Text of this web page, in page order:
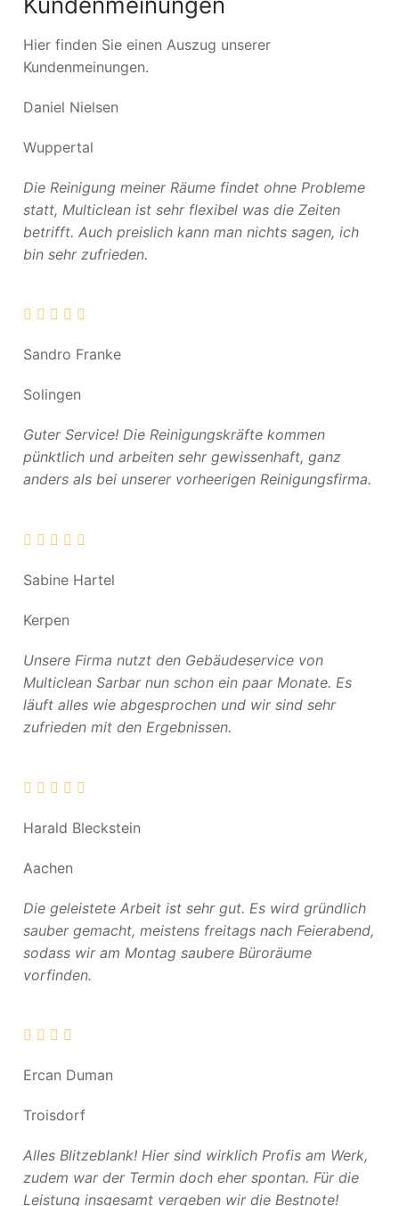
Hier finden Sie einen Auszug unserer
Kundenmeinungen.
Daniel Nielsen
Wuppertal
Die Reinigung meiner Räume findet ohne Probleme
statt, Multiclean ist sehr flexibel was die Zeiten
betrifft. Auch preislich kann man nichts sagen, ich
bin sehr zufrieden.
Sandro Franke
Solingen
Guter Service! Die Reinigungskräfte kommen
pünktlich und arbeiten sehr gewissenhaft, ganz
anders als bei unserer vorheerigen Reinigungsfirma.
Sabine Hartel
Kerpen
Unsere Firma nutzt den Gebäudeservice von
Multiclean Sarbar nun schon ein paar Monate. Es
läuft alles wie abgesprochen und wir sind sehr
zufrieden mit den Ergebnissen.
Harald Bleckstein
Aachen
Die geleistete Arbeit ist sehr gut. Es wird gründlich
sauber gemacht, meistens freitags nach Feierabend,
sodass wir am Montag saubere Büroräume
vorfinden.
Ercan Duman
Troisdorf
Alles Blitzeblank! Hier sind wirklich Profis am Werk,
zudem war der Termin doch eher spontan. Für die
Leistung insgesamt vergeben wir die Bestnote!